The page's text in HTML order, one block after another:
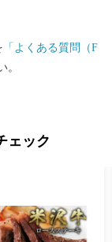
「よくある質問（F
。
ェック